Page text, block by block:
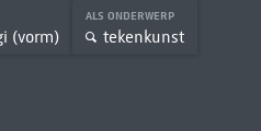
(vorm)
ALS ONDERWERP
tekenkunst